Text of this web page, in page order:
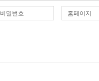
비밀번호 홈페이지